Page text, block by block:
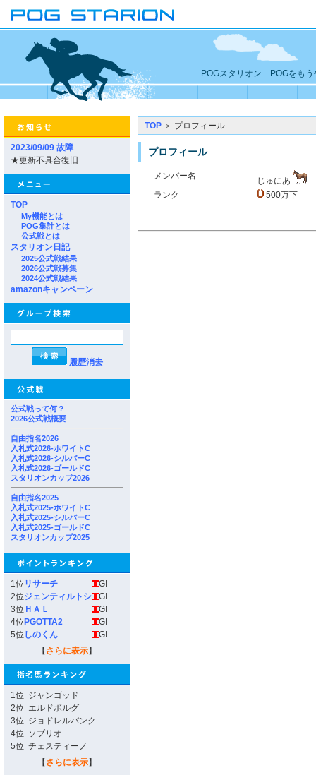
POGスタリオン POGをもう
2023/09/09 故障
★更新不具合復旧
TOP
My機能とは
POG集計とは
公式戦とは
スタリオン日記
2025公式戦結果
2026公式戦募集
2024公式戦結果
amazonキャンペーン
履歴消去
公式戦って何？
2026公式戦概要
自由指名2026
入札式2026-ホワイトC
入札式2026-シルバーC
入札式2026-ゴールドC
スタリオンカップ2026
自由指名2025
入札式2025-ホワイトC
入札式2025-シルバーC
入札式2025-ゴールドC
スタリオンカップ2025
1位 リサーチ
GI
2位ジェンティルトシ
GI
3位 ＨＡＬ
GI
4位 PGOTTA2
GI
5位 しのくん
GI
【 さらに表示】
1位 ジャンゴッド
2位 エルドボルグ
3位 ジョドレルバンク
4位 ソブリオ
5位 チェスティーノ
【 さらに表示】
TOP ＞ プロフィール
プロフィール
メンバー名
じゅにあ
ランク
500万下